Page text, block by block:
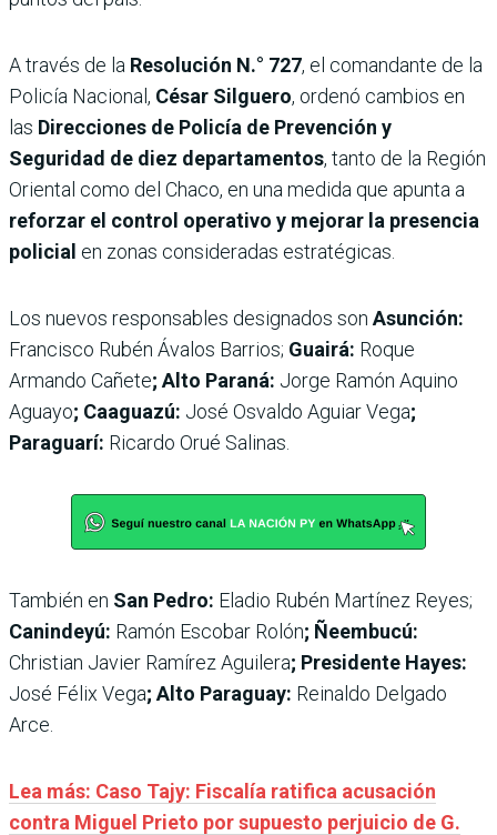
A través de la Resolución N.° 727, el comandante de la
Policía Nacional, César Silguero, ordenó cambios en
las Direcciones de Policía de Prevención y
Seguridad de diez departamentos, tanto de la Región
Oriental como del Chaco, en una medida que apunta a
reforzar el control operativo y mejorar la presencia
policial en zonas consideradas estratégicas.
Los nuevos responsables designados son Asunción:
Francisco Rubén Ávalos Barrios; Guairá: Roque
Armando Cañete; Alto Paraná: Jorge Ramón Aquino
Aguayo; Caaguazú: José Osvaldo Aguiar Vega;
Paraguarí: Ricardo Orué Salinas.
También en San Pedro: Eladio Rubén Martínez Reyes;
Canindeyú: Ramón Escobar Rolón; Ñeembucú:
Christian Javier Ramírez Aguilera; Presidente Hayes:
José Félix Vega; Alto Paraguay: Reinaldo Delgado
Arce.
Lea más: Caso Tajy: Fiscalía ratifica acusación
contra Miguel Prieto por supuesto perjuicio de G.